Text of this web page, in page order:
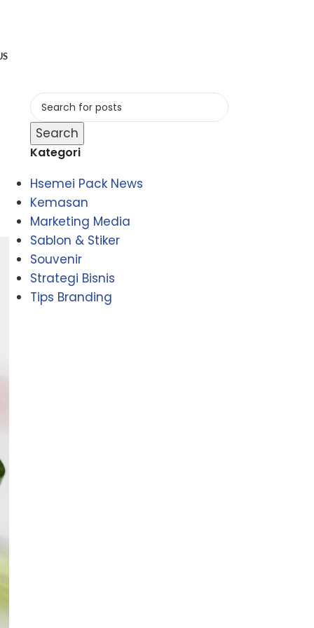
Search
Kategori
Hsemei Pack News
Kemasan
Marketing Media
Sablon & Stiker
Souvenir
Strategi Bisnis
Tips Branding